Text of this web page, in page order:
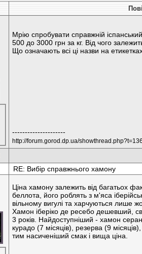
Мрію спробувати справжній
500 до 3000 грн за кг. Від чого
Що означають всі ці назви на
---------------------
http://forum.gorod.dp.ua/
RE: Вибір справжнього хамону
Ціна хамону залежить від багатьох
беллота, його роблять з м'яса
вільному вигулі та харчуються лише
Хамон іберіко де ресебо дешевший,
3 років. Найдоступніший - хамон
курадо (7 місяців), резерва (9
тим насиченіший смак і вища ціна.